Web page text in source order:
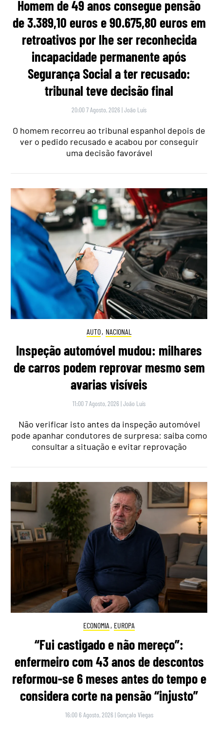
Homem de 49 anos consegue pensão
de 3.389,10 euros e 90.675,80 euros em
retroativos por lhe ser reconhecida
incapacidade permanente após
Segurança Social a ter recusado:
tribunal teve decisão final
20:00 7 Agosto, 2026 |João Luís
O homem recorreu ao tribunal espanhol depois de
ver o pedido recusado e acabou por conseguir
uma decisão favorável
AUTO, NACIONAL
Inspeção automóvel mudou: milhares
de carros podem reprovar mesmo sem
avarias visíveis
11:00 7 Agosto, 2026 |João Luís
Não verificar isto antes da inspeção automóvel
pode apanhar condutores de surpresa: saiba como
consultar a situação e evitar reprovação
ECONOMIA , EUROPA
“Fui castigado e não mereço”:
enfermeiro com 43 anos de descontos
reformou-se 6 meses antes do tempo e
considera corte na pensão “injusto”
16:00 6 Agosto, 2026 | Gonçalo Viegas